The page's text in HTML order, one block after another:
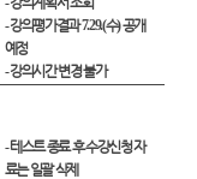
-강의평가결과7.29.(수)공개
예정
-강의시간 변경 불가
-테스트 종료 후 수강신청 자
료는 일괄 삭제